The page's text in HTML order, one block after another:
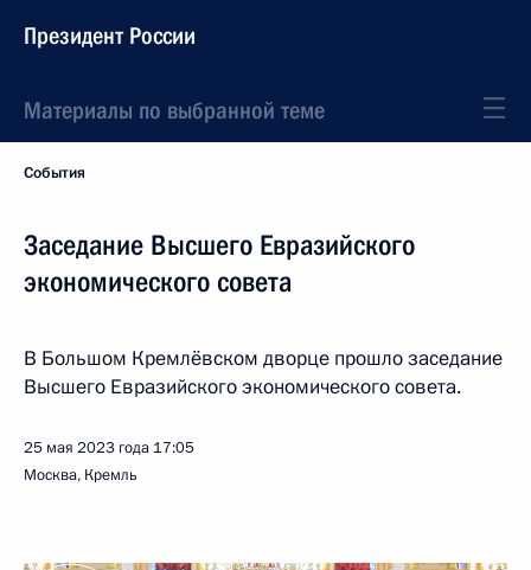
Президент России
Материалы по выбранной теме
События
Заседание Высшего Евразийского
экономического совета
В Большом Кремлёвском дворце прошло заседание
Высшего Евразийского экономического совета.
25 мая 2023 года 17:05
Москва, Кремль